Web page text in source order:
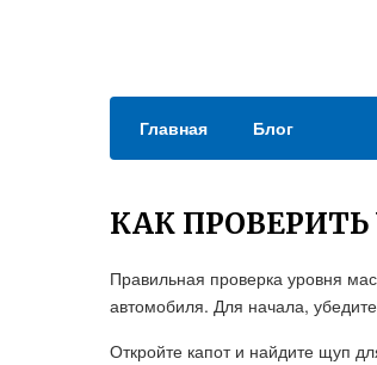
Главная Блог
КАК
Правильная проверка уровня
автомобиля. Для начала,
Откройте капот и найдите щуп